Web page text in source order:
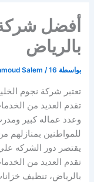
أفضل
بالرياض
بواسطة Salem /16 مايو، 2025
تعتبر شركة نجوم
تقدم العديد من
وعدد عماله كبير
للمواطنين
يقتصر دور الشركه
تقدم العديد من
بالرياض، تنظيف